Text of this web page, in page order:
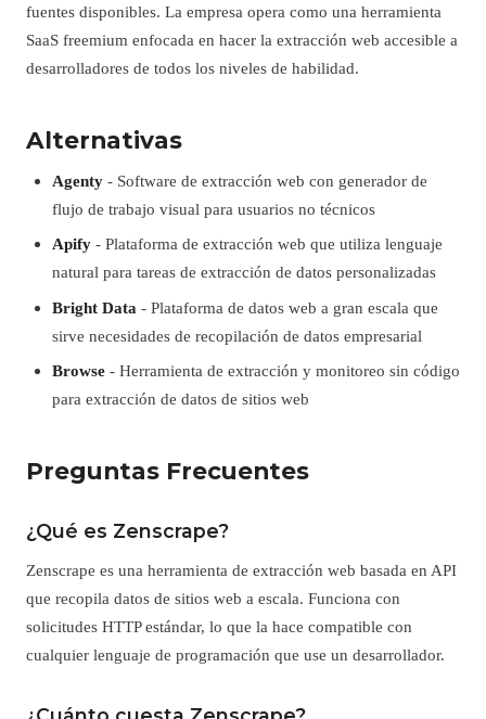
fuentes disponibles. La empresa opera como una herramienta
SaaS freemium enfocada en hacer la extracción web accesible a
desarrolladores de todos los niveles de habilidad.
Alternativas
Agenty - Software de extracción web con generador de
flujo de trabajo visual para usuarios no técnicos
Apify - Plataforma de extracción web que utiliza lenguaje
natural para tareas de extracción de datos personalizadas
Bright Data - Plataforma de datos web a gran escala que
sirve necesidades de recopilación de datos empresarial
Browse - Herramienta de extracción y monitoreo sin código
para extracción de datos de sitios web
Preguntas Frecuentes
¿Qué es Zenscrape?
Zenscrape es una herramienta de extracción web basada en API
que recopila datos de sitios web a escala. Funciona con
solicitudes HTTP estándar, lo que la hace compatible con
cualquier lenguaje de programación que use un desarrollador.